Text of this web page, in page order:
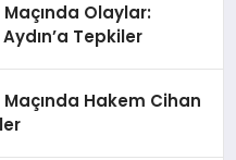
Maçında Olaylar:
Tepkiler
Maçında Hakem Cihan